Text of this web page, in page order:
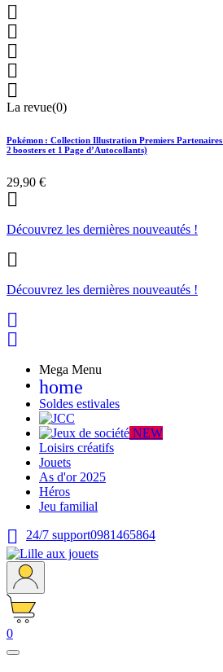





La revue(0)
Pokémon : Collection Illustration Premiers Partenaires
2 boosters et 1 Page d’Autocollants)
29,90 €

Découvrez les dernières nouveautés !

Découvrez les dernières nouveautés !


Mega Menu
home
Soldes estivales
NEW
Loisirs créatifs
Jouets
As d'or 2025
Héros
Jeu familial
 24/7 support0981465864
0